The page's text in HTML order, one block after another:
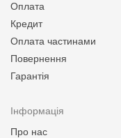
Оплата
Кредит
Оплата частинами
Повернення
Гарантія
Інформація
Про нас